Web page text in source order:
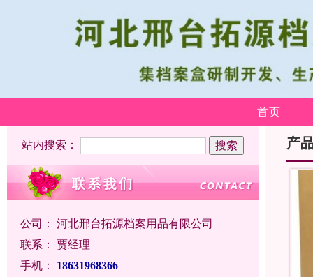
首页
站内搜索：
公司： 河北邢台拓源档案用品有限公司
联系： 贾经理
手机：
18631968366
产